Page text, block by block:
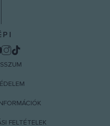
FELTÉTELEK